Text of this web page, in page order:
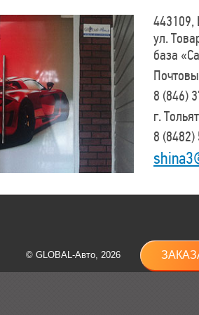
443109,
ул.
база
8 (846)
г.
8 (8482)
© GLOBAL-Авто, 2026